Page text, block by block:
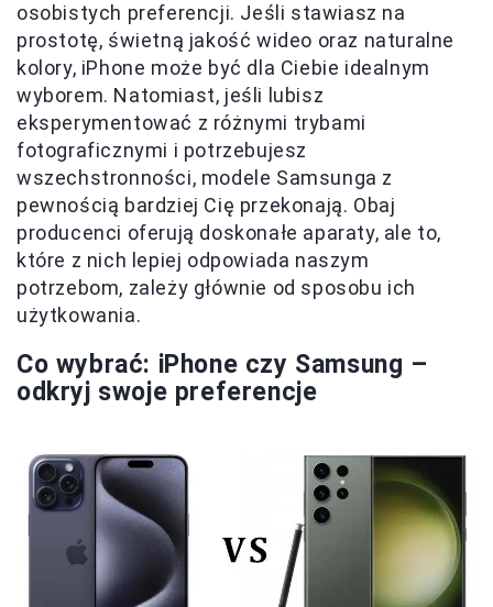
osobistych preferencji. Jeśli stawiasz na
prostotę, świetną jakość wideo oraz naturalne
kolory, iPhone może być dla Ciebie idealnym
wyborem. Natomiast, jeśli lubisz
eksperymentować z różnymi trybami
fotograficznymi i potrzebujesz
wszechstronności, modele Samsunga z
pewnością bardziej Cię przekonają. Obaj
producenci oferują doskonałe aparaty, ale to,
które z nich lepiej odpowiada naszym
potrzebom, zależy głównie od sposobu ich
użytkowania.
Co wybrać: iPhone czy Samsung –
odkryj swoje preferencje